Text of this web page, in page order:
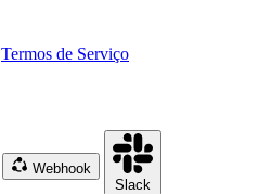
Termos de Serviço
Webhook
Slack